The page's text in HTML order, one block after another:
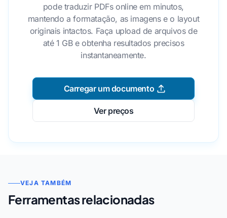
pode traduzir PDFs online em minutos,
mantendo a formatação, as imagens e o layout
originais intactos. Faça upload de arquivos de
até 1 GB e obtenha resultados precisos
instantaneamente.
Carregar um documento
Ver preços
VEJA TAMBÉM
Ferramentas relacionadas